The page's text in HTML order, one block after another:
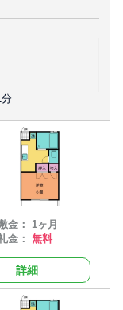
金： 1ヶ月
金：無料
詳細